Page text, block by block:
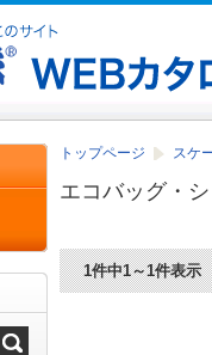
トップページ スケ
エコバッグ・
1件中1～1件表示